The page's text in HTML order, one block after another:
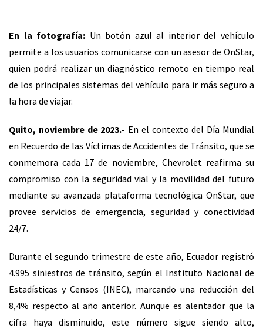
En la fotografía: Un botón azul al interior del vehículo
permite a los usuarios comunicarse con un asesor de OnStar,
quien podrá realizar un diagnóstico remoto en tiempo real
de los principales sistemas del vehículo para ir más seguro a
la hora de viajar.
Quito, noviembre de 2023.- En el contexto del Día Mundial
en Recuerdo de las Víctimas de Accidentes de Tránsito, que se
conmemora cada 17 de noviembre, Chevrolet reafirma su
compromiso con la seguridad vial y la movilidad del futuro
mediante su avanzada plataforma tecnológica OnStar, que
provee servicios de emergencia, seguridad y conectividad
24/7.
Durante el segundo trimestre de este año, Ecuador registró
4.995 siniestros de tránsito, según el Instituto Nacional de
Estadísticas y Censos (INEC), marcando una reducción del
8,4% respecto al año anterior. Aunque es alentador que la
cifra haya disminuido, este número sigue siendo alto,